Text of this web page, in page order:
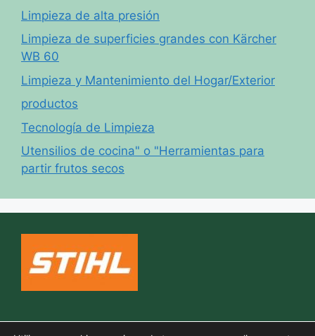
Limpieza de alta presión
Limpieza de superficies grandes con Kärcher
WB 60
Limpieza y Mantenimiento del Hogar/Exterior
productos
Tecnología de Limpieza
Utensilios de cocina" o "Herramientas para
partir frutos secos